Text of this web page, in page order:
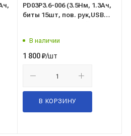
PD03P3.6-006 (3.5Нм, 1.3Ач,
биты 15шт, пов. рук,USB
В наличии
1 800₽/шт
В КОРЗИНУ